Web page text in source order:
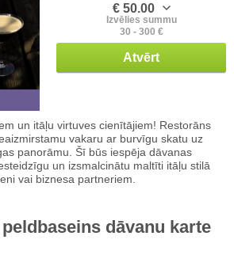
€ 50.00
Izvēlies summu
30 - 300 €
Atvērt
un itāļu virtuves cienītājiem! Restorāns
vakaru ar burvīgu skatu uz
panorāmu. Šī būs iespēja dāvanas
un izsmalcinātu maltīti itāļu stilā
vai biznesa partneriem.
dāvanu karte